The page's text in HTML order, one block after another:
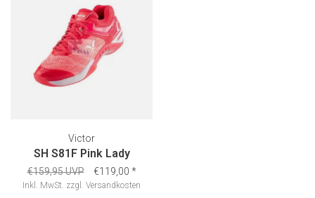
Victor
SH S81F Pink Lady
€159,95 UVP €119,00 *
Inkl. MwSt. zzgl. Versandkosten